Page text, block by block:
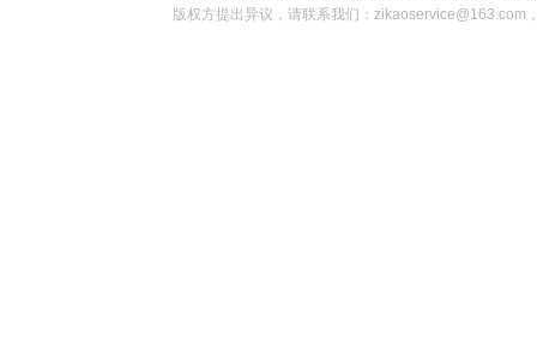
版权方提出异议，请联系我们：zikaoservice@163.com